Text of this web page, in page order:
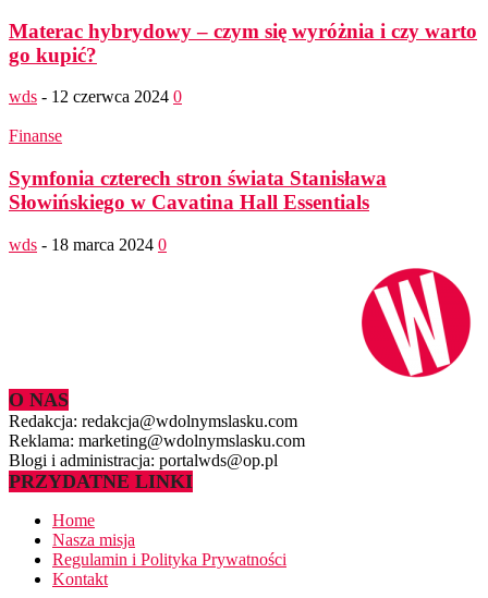
Materac hybrydowy – czym się wyróżnia i czy warto
go kupić?
wds - 12 czerwca 2024 0
Finanse
Symfonia czterech stron świata Stanisława
Słowińskiego w Cavatina Hall Essentials
wds - 18 marca 2024 0
O NAS
Redakcja: redakcja@wdolnymslasku.com
Reklama: marketing@wdolnymslasku.com
Blogi i administracja: portalwds@op.pl
PRZYDATNE LINKI
Home
Nasza misja
Regulamin i Polityka Prywatności
Kontakt